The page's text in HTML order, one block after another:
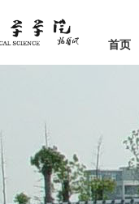
首页
本科生
研究生
继续教育